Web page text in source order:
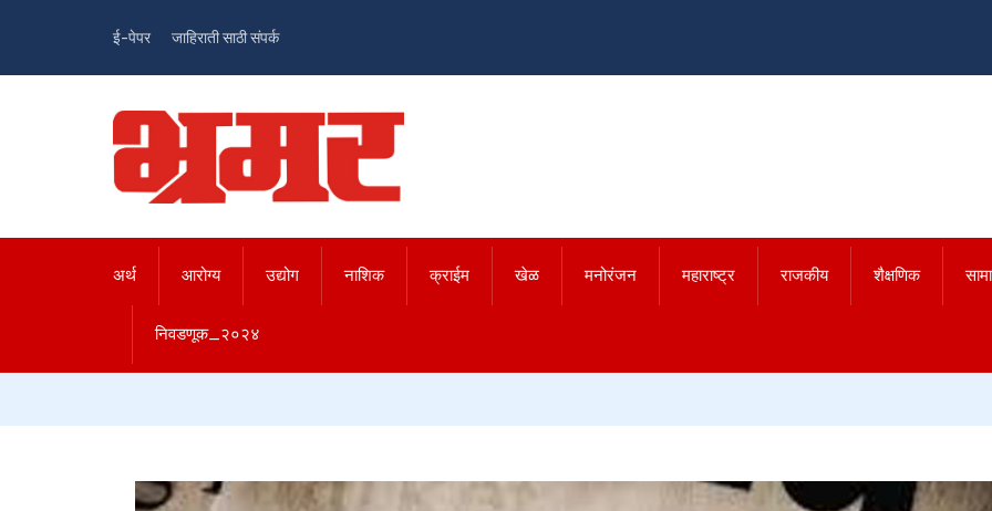
ई-पेपर जाहिराती साठी संपर्क
अर्थ आरोग्य उद्योग नाशिक क्राईम खेळ मनोरंजन महाराष्ट्र राजकीय शैक्षणिक
निवडणूक_२०२४